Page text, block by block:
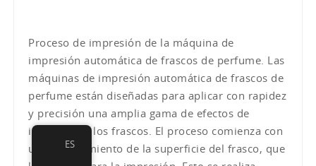
Proceso de impresión de la máquina de
impresión automática de frascos de perfume. Las
máquinas de impresión automática de frascos de
perfume están diseñadas para aplicar con rapidez
y precisión una amplia gama de efectos de
impresión a los frascos. El proceso comienza con
un pretratamiento de la superficie del frasco, que
ES